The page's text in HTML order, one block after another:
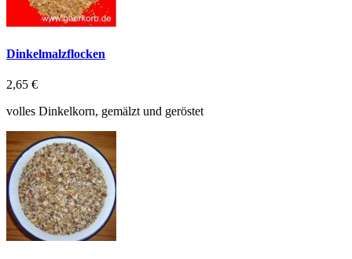
Dinkelmalzflocken
2,65 €
volles Dinkelkorn, gemälzt und geröstet